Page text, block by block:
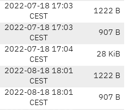
2022-07-18 17:03
CEST
1222 B
2022-07-18 17:03
CEST
907 B
2022-07-18 17:04
CEST
28 KiB
2022-08-18 18:01
CEST
1222 B
2022-08-18 18:01
CEST
907 B